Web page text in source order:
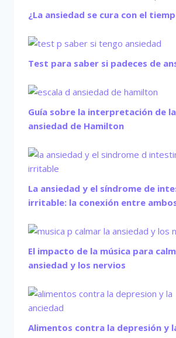
¿La ansiedad se cura con el
Test para saber si padeces de
Guía sobre la interpretación de
ansiedad de Hamilton
La ansiedad y el síndrome de
irritable: la conexión entre
El impacto de la música para
ansiedad y los nervios
Alimentos contra la depresión y